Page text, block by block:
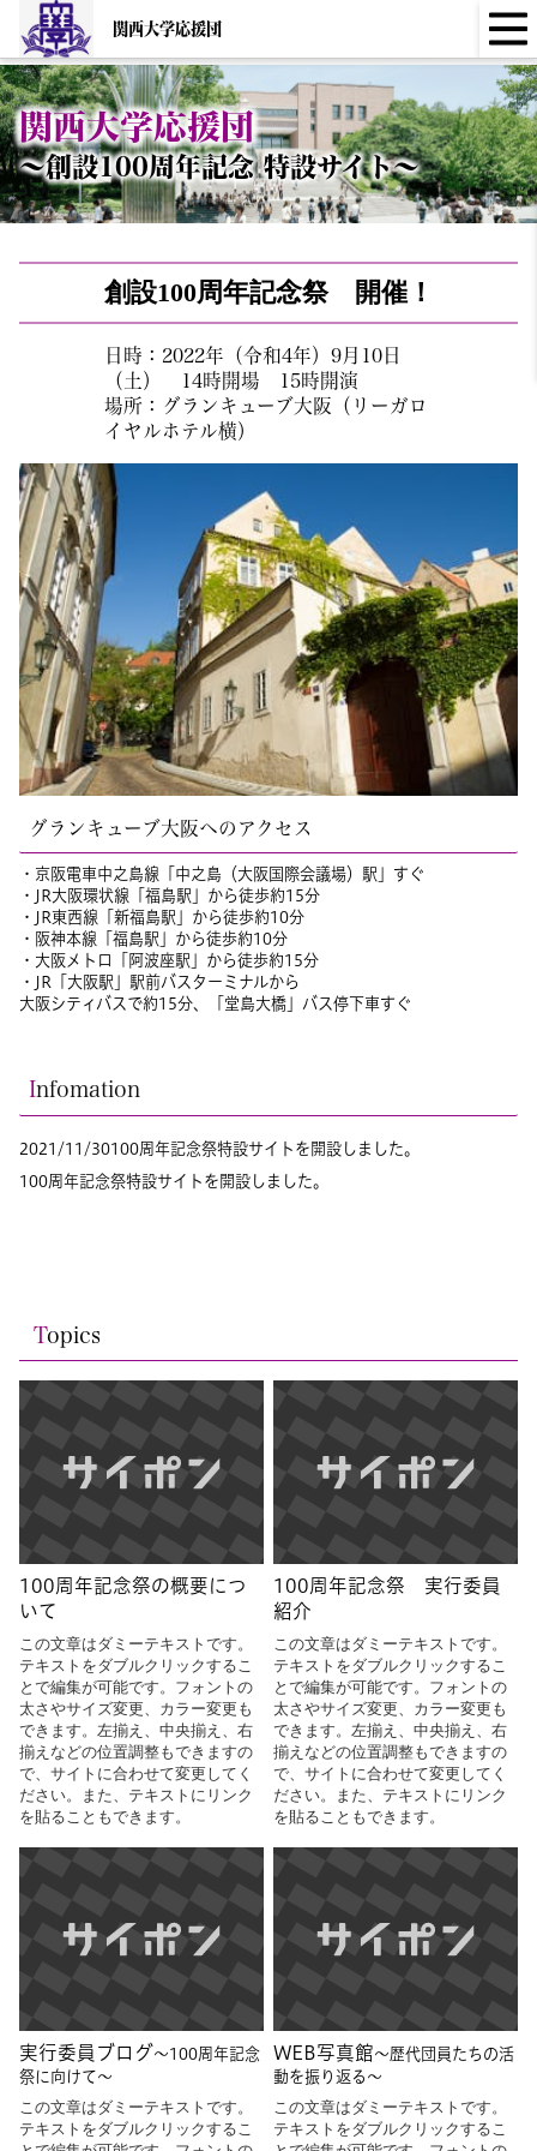
関西大学応援団
関西大学応援団
～創設100周年記念 特設サイト～
創設100周年記念祭 開催！
日時：2022年（令和4年）9月10日
（土） 14時開場 15時開演
場所：グランキューブ大阪（リーガロ
イヤルホテル横）
グランキューブ大阪へのアクセス
・京阪電車中之島線「中之島（大阪国際会議場）駅」すぐ
・JR大阪環状線「福島駅」から徒歩約15分
・JR東西線「新福島駅」から徒歩約10分
・阪神本線「福島駅」から徒歩約10分
・大阪メトロ「阿波座駅」から徒歩約15分
・JR「大阪駅」駅前バスターミナルから
大阪シティバスで約15分、「堂島大橋」バス停下車すぐ
Infomation
2021/11/30100周年記念祭特設サイトを開設しました。
100周年記念祭特設サイトを開設しました。
Topics
100周年記念祭の概要につ
いて
この文章はダミーテキストです。
テキストをダブルクリックするこ
とで編集が可能です。フォントの
太さやサイズ変更、カラー変更も
できます。左揃え、中央揃え、右
揃えなどの位置調整もできますの
で、サイトに合わせて変更してく
ださい。また、テキストにリンク
を貼ることもできます。
100周年記念祭 実行委員
紹介
この文章はダミーテキストです。
テキストをダブルクリックするこ
とで編集が可能です。フォントの
太さやサイズ変更、カラー変更も
できます。左揃え、中央揃え、右
揃えなどの位置調整もできますの
で、サイトに合わせて変更してく
ださい。また、テキストにリンク
を貼ることもできます。
実行委員ブログ～100周年記念
祭に向けて～
この文章はダミーテキストです。
テキストをダブルクリックするこ
WEB写真館～歴代団員たちの活
動を振り返る～
この文章はダミーテキストです。
テキストをダブルクリックするこ